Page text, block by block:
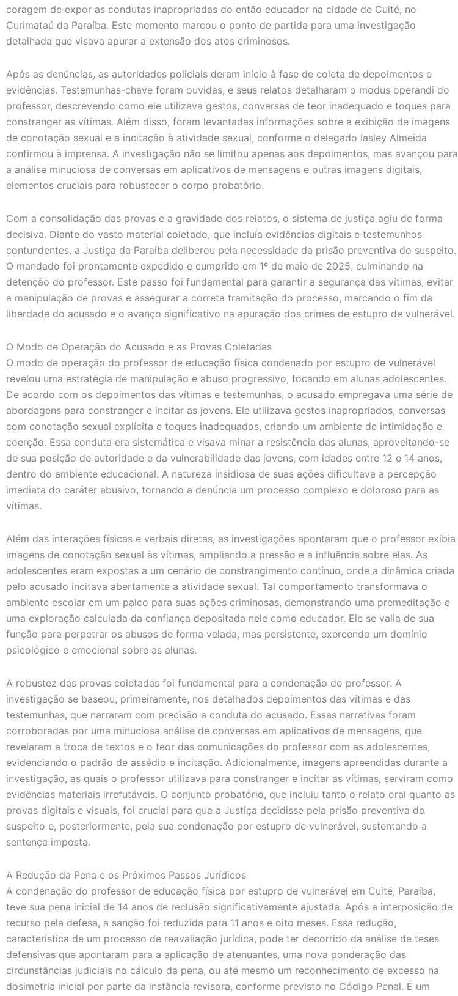
coragem de expor as condutas inapropriadas do então educador na cidade de Cuité, no
Curimataú da Paraíba. Este momento marcou o ponto de partida para uma investigação
detalhada que visava apurar a extensão dos atos criminosos.
Após as denúncias, as autoridades policiais deram início à fase de coleta de depoimentos e
evidências. Testemunhas-chave foram ouvidas, e seus relatos detalharam o modus operandi do
professor, descrevendo como ele utilizava gestos, conversas de teor inadequado e toques para
constranger as vítimas. Além disso, foram levantadas informações sobre a exibição de imagens
de conotação sexual e a incitação à atividade sexual, conforme o delegado Iasley Almeida
confirmou à imprensa. A investigação não se limitou apenas aos depoimentos, mas avançou para
a análise minuciosa de conversas em aplicativos de mensagens e outras imagens digitais,
elementos cruciais para robustecer o corpo probatório.
Com a consolidação das provas e a gravidade dos relatos, o sistema de justiça agiu de forma
decisiva. Diante do vasto material coletado, que incluía evidências digitais e testemunhos
contundentes, a Justiça da Paraíba deliberou pela necessidade da prisão preventiva do suspeito.
O mandado foi prontamente expedido e cumprido em 1º de maio de 2025, culminando na
detenção do professor. Este passo foi fundamental para garantir a segurança das vítimas, evitar
a manipulação de provas e assegurar a correta tramitação do processo, marcando o fim da
liberdade do acusado e o avanço significativo na apuração dos crimes de estupro de vulnerável.
O Modo de Operação do Acusado e as Provas Coletadas
O modo de operação do professor de educação física condenado por estupro de vulnerável
revelou uma estratégia de manipulação e abuso progressivo, focando em alunas adolescentes.
De acordo com os depoimentos das vítimas e testemunhas, o acusado empregava uma série de
abordagens para constranger e incitar as jovens. Ele utilizava gestos inapropriados, conversas
com conotação sexual explícita e toques inadequados, criando um ambiente de intimidação e
coerção. Essa conduta era sistemática e visava minar a resistência das alunas, aproveitando-se
de sua posição de autoridade e da vulnerabilidade das jovens, com idades entre 12 e 14 anos,
dentro do ambiente educacional. A natureza insidiosa de suas ações dificultava a percepção
imediata do caráter abusivo, tornando a denúncia um processo complexo e doloroso para as
vítimas.
Além das interações físicas e verbais diretas, as investigações apontaram que o professor exibia
imagens de conotação sexual às vítimas, ampliando a pressão e a influência sobre elas. As
adolescentes eram expostas a um cenário de constrangimento contínuo, onde a dinâmica criada
pelo acusado incitava abertamente a atividade sexual. Tal comportamento transformava o
ambiente escolar em um palco para suas ações criminosas, demonstrando uma premeditação e
uma exploração calculada da confiança depositada nele como educador. Ele se valia de sua
função para perpetrar os abusos de forma velada, mas persistente, exercendo um domínio
psicológico e emocional sobre as alunas.
A robustez das provas coletadas foi fundamental para a condenação do professor. A
investigação se baseou, primeiramente, nos detalhados depoimentos das vítimas e das
testemunhas, que narraram com precisão a conduta do acusado. Essas narrativas foram
corroboradas por uma minuciosa análise de conversas em aplicativos de mensagens, que
revelaram a troca de textos e o teor das comunicações do professor com as adolescentes,
evidenciando o padrão de assédio e incitação. Adicionalmente, imagens apreendidas durante a
investigação, as quais o professor utilizava para constranger e incitar as vítimas, serviram como
evidências materiais irrefutáveis. O conjunto probatório, que incluiu tanto o relato oral quanto as
provas digitais e visuais, foi crucial para que a Justiça decidisse pela prisão preventiva do
suspeito e, posteriormente, pela sua condenação por estupro de vulnerável, sustentando a
sentença imposta.
A Redução da Pena e os Próximos Passos Jurídicos
A condenação do professor de educação física por estupro de vulnerável em Cuité, Paraíba,
teve sua pena inicial de 14 anos de reclusão significativamente ajustada. Após a interposição de
recurso pela defesa, a sanção foi reduzida para 11 anos e oito meses. Essa redução,
característica de um processo de reavaliação jurídica, pode ter decorrido da análise de teses
defensivas que apontaram para a aplicação de atenuantes, uma nova ponderação das
circunstâncias judiciais no cálculo da pena, ou até mesmo um reconhecimento de excesso na
dosimetria inicial por parte da instância revisora, conforme previsto no Código Penal. É um